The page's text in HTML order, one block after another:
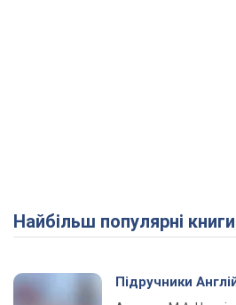
Найбільш популярні книги
Підручники